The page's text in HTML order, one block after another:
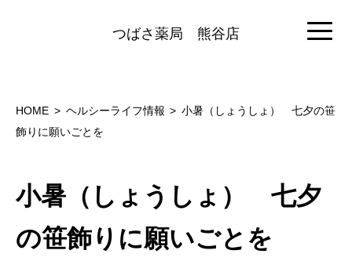
つばさ薬局 熊谷店
HOME ヘルシーライフ情報
小暑（しょうしょ） 七夕の笹
飾りに願いごとを
小暑（しょうしょ） 七夕
の笹飾りに願いごとを